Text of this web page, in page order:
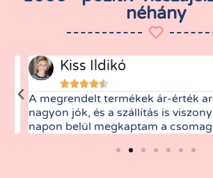
néhány
Kiss Ildikó

A megrendelt termékek ár-érték
nagyon jók, és a szállítás is
napon belül megkaptam a csomagot.